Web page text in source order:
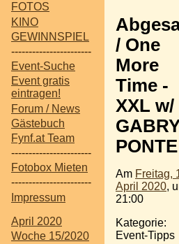
FOTOS
KINO
GEWINNSPIEL
-----------------------
Event-Suche
Event gratis
eintragen!
Forum / News
Gästebuch
Fynf.at Team
-----------------------
Fotobox Mieten
-----------------------
Impressum
April 2020
Woche 15/2020
/ One
More
Time -
XXL w/
PONTE
Am Freitag,
April 2020,
21:00
Kategorie:
Event-Tipps